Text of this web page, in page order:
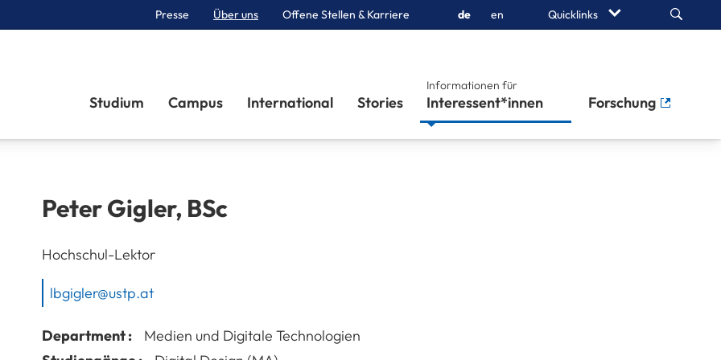
Presse Über uns Offene Stellen & Karriere de en Quicklinks Search
Studium Campus International Stories
Informationen für
Interessent*innen Forschung
PeterGigler, BSc
Hochschul-Lektor
lbgigler@ustp.at
Department :
Medien und Digitale Technologien